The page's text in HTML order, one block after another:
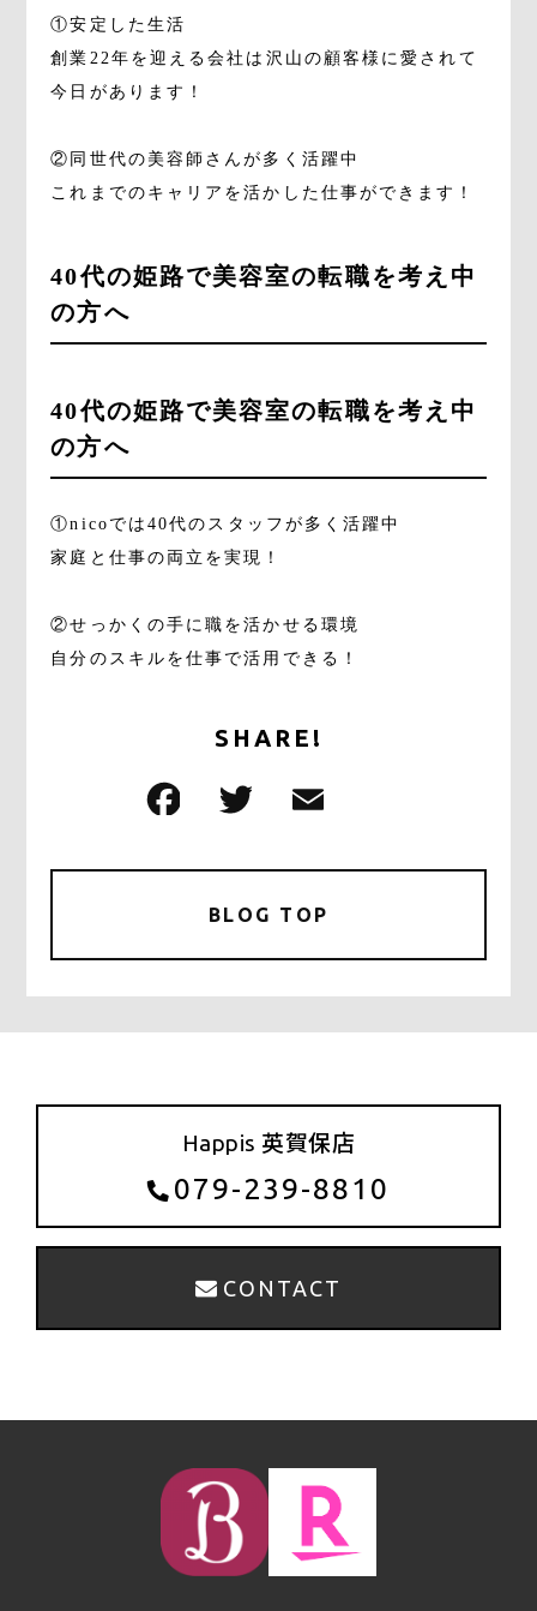
①安定した生活
創業22年を迎える会社は沢山の顧客様に愛されて
今日があります！
②同世代の美容師さんが多く活躍中
これまでのキャリアを活かした仕事ができます！
40代の姫路で美容室の転職を考え中
の方へ
40代の姫路で美容室の転職を考え中
の方へ
①nicoでは40代のスタッフが多く活躍中
家庭と仕事の両立を実現！
②せっかくの手に職を活かせる環境
自分のスキルを仕事で活用できる！
SHARE!
c
b
o
o
it
te
r
ai
BLOG TOP
Happis 英賀保店
079-239-8810
CONTACT